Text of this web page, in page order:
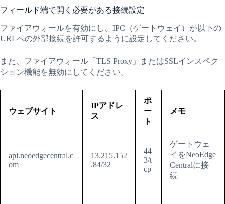
フィールド端で開く必要がある接続設定
ファイアウォールを有効にし、IPC（ゲートウェイ）が以下の
URLへの外部接続を許可するように設定してください。
また、ファイアウォール「TLS Proxy」またはSSLインスペク
ション機能を無効にしてください。
ウェブサイト
IPアドレ
ス
ポ
ー
ト
メモ
api.neoedgecentral.c
om
13.215.152
.84/32
44
3/t
cp
ゲートウェ
イをNeoEdge
Centralに接
続